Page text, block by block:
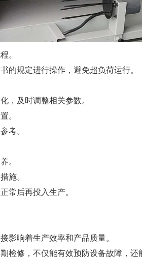
。
的规定进行操作，避免超负荷运行。
，及时调整相关参数。
。
考。
。
施。
常后再投入生产。
影响着生产效率和产品质量。
检修，不仅能有效预防设备故障，